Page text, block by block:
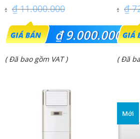
₫11.000.000
Giá
gốc
là:
₫9.000.000
Giá
( Đã bao gồm VAT )
₫
Giá
gốc
là:
Giá
₫
( Đã
Mới